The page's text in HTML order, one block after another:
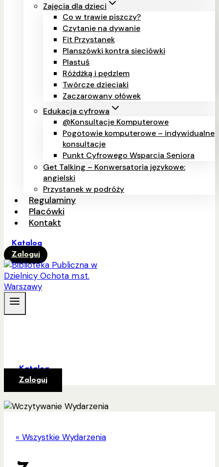
Zajęcia dla dzieci
Co w trawie piszczy?
Czytanie na dywanie
Fit Przystanek
Planszówki kontra sieciówki
Plastuś
Różdżką i pędzlem
Twórcze dzieciaki
Zaczarowany ołówek
Edukacja cyfrowa
@Konsultacje Komputerowe
Pogotowie komputerowe – indywidualne
konsultacje
Punkt Cyfrowego Wsparcia Seniora
Get Talking – Konwersatoria językowe:
angielski
Przystanek w podróży
Regulaminy
Placówki
Kontakt
Katalog
Zaloguj
Katalog
Zaloguj
« Wszystkie Wydarzenia